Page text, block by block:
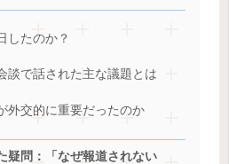
したのか？
談で話された主な議題とは
外交的に重要だったのか
疑問：「なぜ報道されない